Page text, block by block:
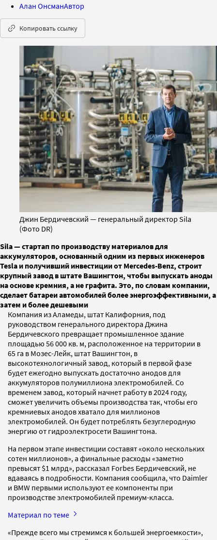
Алан ОнсманАвтор
Копировать ссылку
Джин Бердичевский — генеральный директор Sila
(Фото DR)
Sila — стартап по производству материалов для
аккумуляторов, основанный одним из первых инженеров
Tesla и получивший инвестиции от Mercedes-Benz, строит
крупный завод в штате Вашингтон, чтобы выпускать аноды
на основе кремния, а не графита. Это, по словам компании,
сделает батареи автомобилей более энергоэффективными, а
затем и более дешевыми
Компания из Аламеды, штат Калифорния, под
руководством генерального директора Джина
Бердичевского превращает промышленное здание
площадью 56 000 кв. м, расположенное на территории в
65 га в Мозес-Лейк, штат Вашингтон, в
высокотехнологичный завод, который в первой фазе
будет ежегодно выпускать достаточно анодов для
аккумуляторов полумиллиона электромобилей. Со
временем завод, который начнет работу в 2024 году,
сможет увеличить объемы производства так, чтобы его
кремниевых анодов хватало для миллионов
электромобилей. Он будет потреблять безуглеродную
энергию от гидроэлектросети Вашингтона.
На первом этапе инвестиции составят «около нескольких
сотен миллионов», а финальные расходы «заметно
превысят $1 млрд», рассказал Forbes Бердичевский, не
вдаваясь в подробности. Компания сообщила, что Daimler
и BMW первыми используют ее компоненты при
производстве электромобилей премиум-класса.
Материал по теме
«Прежде всего мы стремимся к большей энергоемкости»,